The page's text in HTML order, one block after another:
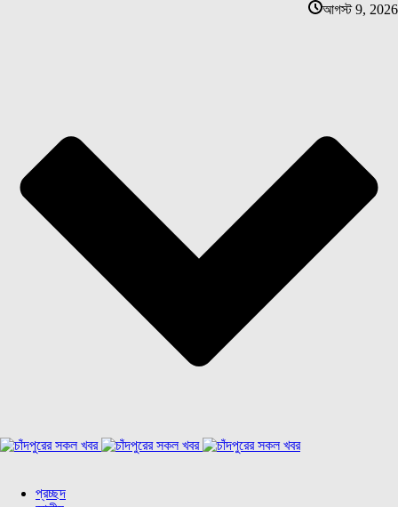
আগস্ট 9, 2026
প্রচ্ছদ